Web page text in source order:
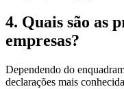
4. Quais são as
empresas?
Dependendo do
declarações mais